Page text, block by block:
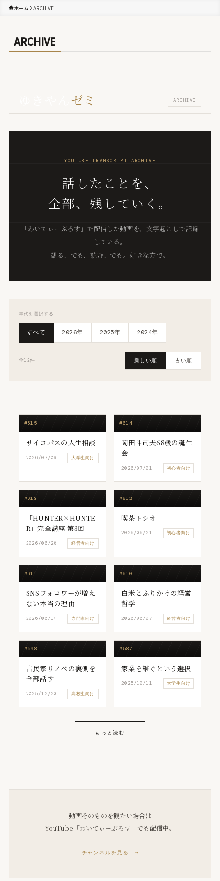
ホーム ARCHIVE
ARCHIVE
ゼミ ARCHIVE
YOUTUBE TRANSCRIPT ARCHIVE
話したことを、
全部、残していく。
「わいてぃーぶろす」で配信した動画を、文字起こしで記録
している。
観る、でも、読む、でも。好きな方で。
年代を選択する
すべて 2026年 2025年 2024年
全12件 新しい順 古い順
#615
サイコパスの人生相談
2026/07/06 大学生向け
#614
岡田斗司夫68歳の誕生
会
2026/07/01 初心者向け
#613
「HUNTER×HUNTE
R」完全講座 第3回
2026/06/28 経営者向け
#612
喫茶トシオ
2026/06/21 初心者向け
#611
SNSフォロワーが増え
ない本当の理由
2026/06/14 専門家向け
#610
白米とふりかけの経営
哲学
2026/06/07 経営者向け
#598
古民家リノベの裏側を
全部話す
2025/12/20 高校生向け
#587
家業を継ぐという選択
2025/10/11 大学生向け
もっと読む
動画そのものを観たい場合は
YouTube「わいてぃーぶろす」でも配信中。
チャンネルを見る →